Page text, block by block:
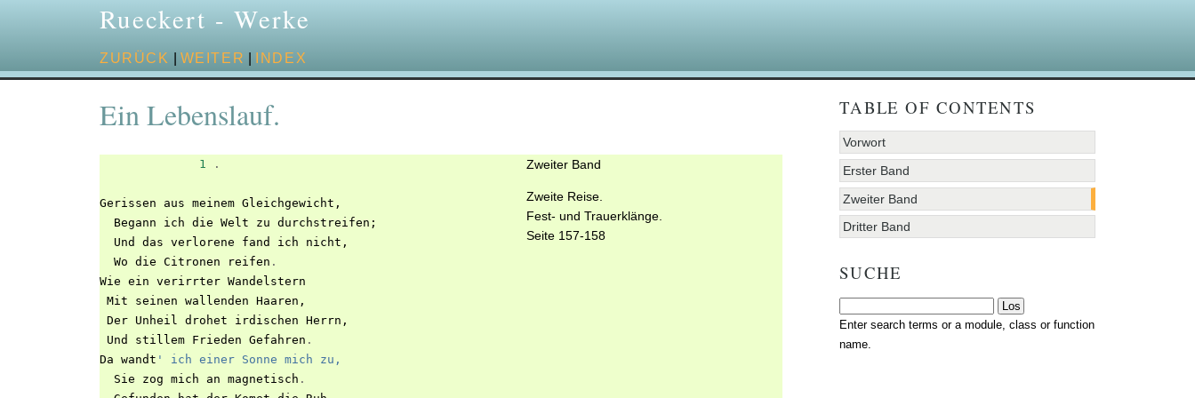
Rueckert - Werke
ZURÜCK WEITER INDEX
Ein Lebenslauf.
Zweiter Band
Zweite Reise.
Fest- und Trauerklänge.
Seite 157-158
1 .
Gerissen aus meinem Gleichgewicht ,
Begann
ich die Welt zu durchstreifen ;
Und
das verlorene fand ich nicht ,
Wo die Citronen reifen .
Wie ein verirrter Wandelstern
Mit
seinen wallenden Haaren ,
Der Unheil drohet irdischen Herrn ,
Und
stillem Frieden Gefahren .
Da wandt ' ich einer Sonne mich zu,
Sie
zog mich an magnetisch .
TABLE OF CONTENTS
Vorwort
Erster Band
Zweiter Band
Dritter Band
SUCHE
Enter search terms or a module, class or function
name.